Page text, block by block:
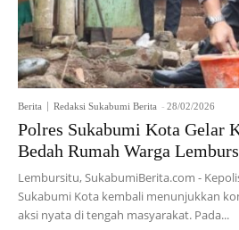
Berita Redaksi Sukabumi Berita - 28/02/2026
Polres Sukabumi Kota Gelar
Bedah Rumah Warga
Lembursitu, SukabumiBerita.com -
Sukabumi Kota kembali menunjukkan
aksi nyata di tengah masyarakat. Pada...